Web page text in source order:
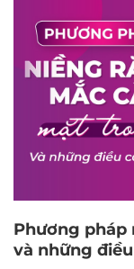
Phương
và những